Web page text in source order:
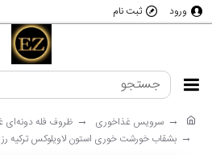
ورود ثبت نام
سرویس غذاخوری
ظروف فله دونه‌ای
بشقاب خورشت خوری استون لاویلوکس ترکیه رز 1 عددی